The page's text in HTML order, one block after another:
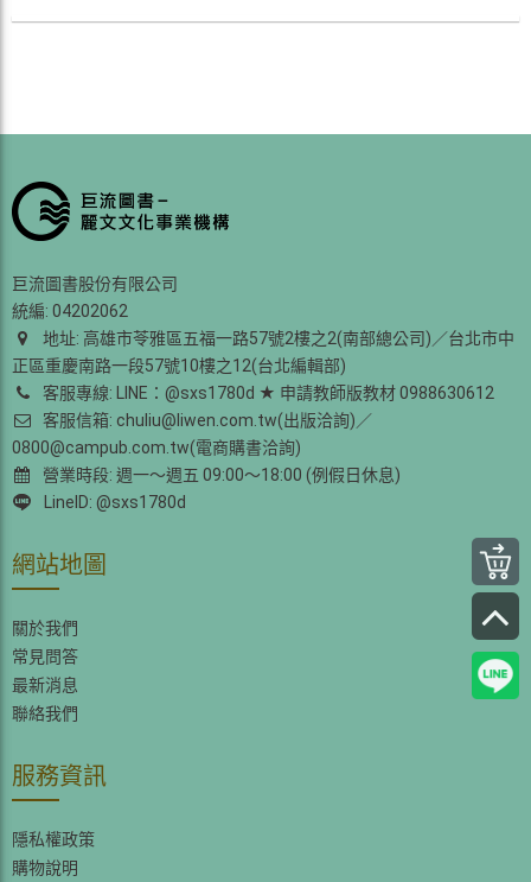
巨流圖書股份有限公司
統編: 04202062
地址: 高雄市苓雅區五福一路57號2樓之2(南部總公司)／台北市中
正區重慶南路一段57號10樓之12(台北編輯部)
客服專線: LINE：@sxs1780d ★ 申請教師版教材 0988630612
客服信箱: chuliu@liwen.com.tw(出版洽詢)／
0800@campub.com.tw(電商購書洽詢)
營業時段: 週一～週五 09:00～18:00 (例假日休息)
LineID: @sxs1780d
網站地圖
關於我們
常見問答
最新消息
聯絡我們
服務資訊
隱私權政策
購物說明